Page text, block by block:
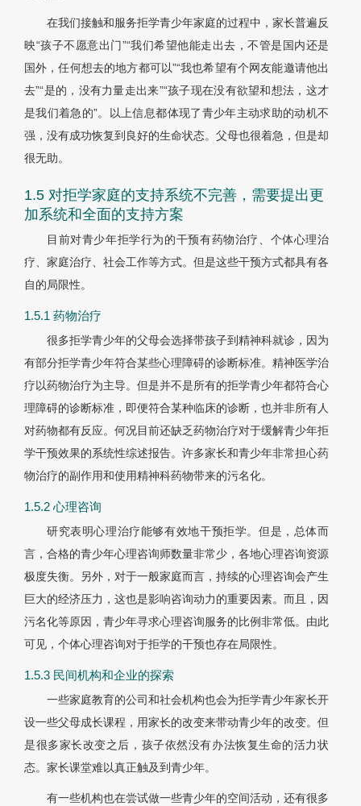
在我们接触和服务拒学青少年家庭的过程中，家长普遍反
映“孩子不愿意出门”“我们希望他能走出去，不管是国内还是
国外，任何想去的地方都可以”“我也希望有个网友能邀请他出
去”“是的，没有力量走出来”“孩子现在没有欲望和想法，这才
是我们着急的”。以上信息都体现了青少年主动求助的动机不
强，没有成功恢复到良好的生命状态。父母也很着急，但是却
很无助。
1.5 对拒学家庭的支持系统不完善，需要提出更
加系统和全面的支持方案
目前对青少年拒学行为的干预有药物治疗、个体心理治
疗、家庭治疗、社会工作等方式。但是这些干预方式都具有各
自的局限性。
1.5.1 药物治疗
很多拒学青少年的父母会选择带孩子到精神科就诊，因为
有部分拒学青少年符合某些心理障碍的诊断标准。精神医学治
疗以药物治疗为主导。但是并不是所有的拒学青少年都符合心
理障碍的诊断标准，即便符合某种临床的诊断，也并非所有人
对药物都有反应。何况目前还缺乏药物治疗对于缓解青少年拒
学干预效果的系统性综述报告。许多家长和青少年非常担心药
物治疗的副作用和使用精神科药物带来的污名化。
1.5.2 心理咨询
研究表明心理治疗能够有效地干预拒学。但是，总体而
言，合格的青少年心理咨询师数量非常少，各地心理咨询资源
极度失衡。另外，对于一般家庭而言，持续的心理咨询会产生
巨大的经济压力，这也是影响咨询动力的重要因素。而且，因
污名化等原因，青少年寻求心理咨询服务的比例非常低。由此
可见，个体心理咨询对于拒学的干预也存在局限性。
1.5.3 民间机构和企业的探索
一些家庭教育的公司和社会机构也会为拒学青少年家长开
设一些父母成长课程，用家长的改变来带动青少年的改变。但
是很多家长改变之后，孩子依然没有办法恢复生命的活力状
态。家长课堂难以真正触及到青少年。
有一些机构也在尝试做一些青少年的空间活动，还有很多